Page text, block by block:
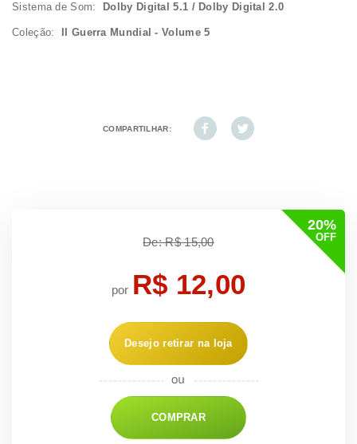
Sistema de Som: Dolby Digital 5.1 / Dolby Digital 2.0
Coleção: II Guerra Mundial - Volume 5
COMPARTILHAR:
20%
OFF
De: R$ 15,00
por R$ 12,00
Desejo retirar na loja
COMPRAR